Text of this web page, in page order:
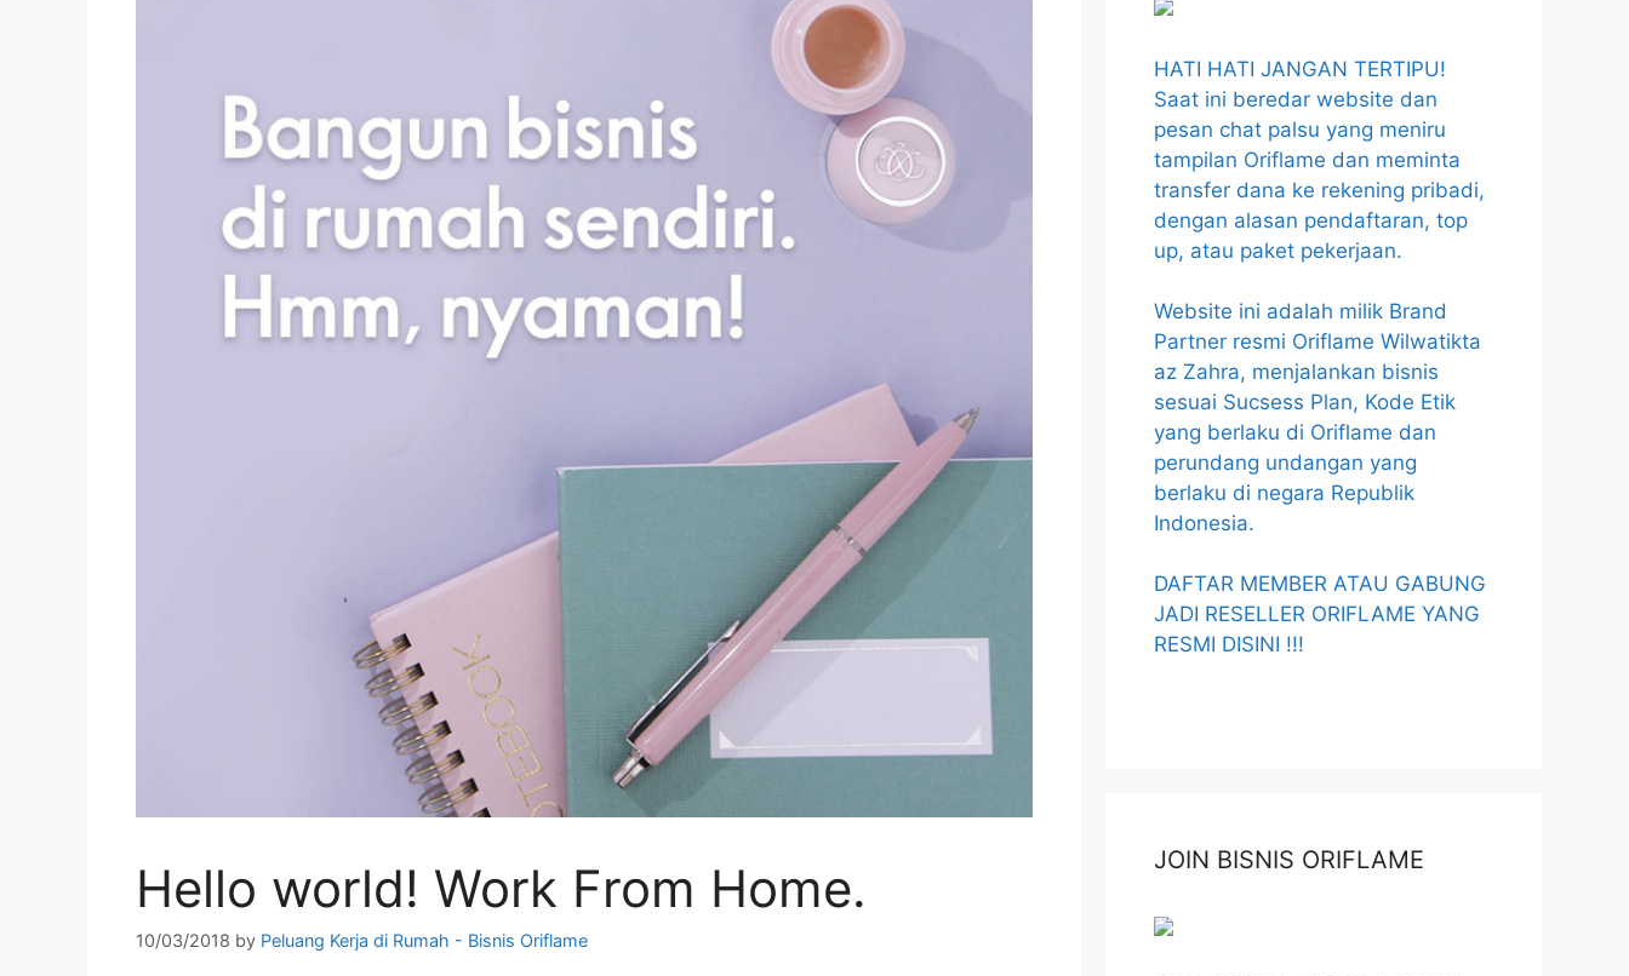
Hello world! Work From Home.
10/03/2018 by Peluang Kerja di Rumah - Bisnis Oriflame
HATI HATI JANGAN TERTIPU!
Saat ini beredar website dan
pesan chat palsu yang meniru
tampilan Oriflame dan meminta
transfer dana ke rekening pribadi,
dengan alasan pendaftaran, top
up, atau paket pekerjaan.
Website ini adalah milik Brand
Partner resmi Oriflame Wilwatikta
az Zahra, menjalankan bisnis
sesuai Sucsess Plan, Kode Etik
yang berlaku di Oriflame dan
perundang undangan yang
berlaku di negara Republik
Indonesia.
DAFTAR MEMBER ATAU GABUNG
JADI RESELLER ORIFLAME YANG
RESMI DISINI !!!
JOIN BISNIS ORIFLAME